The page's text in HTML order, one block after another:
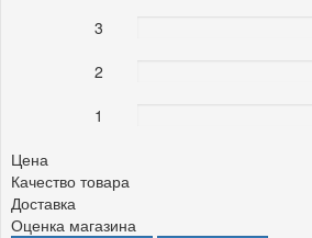
3
2
1
Цена
Качество товара
Доставка
Оценка магазина